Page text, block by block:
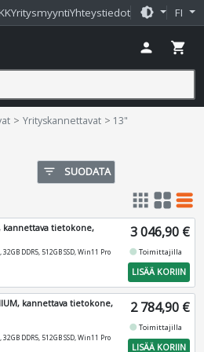
YritysmyyntiYhteystiedot brightness_medium FI
person shopping_cart
Yrityskannettavat 13"
filter_list SUODATA
apps grid_view table_rows
kannettava tietokone,
DDR5, 512GB SSD, Win11 Pro
3 046,90 €
fiber_manual_recordToimittajilla
LISÄÄ KORIIN
kannettava tietokone,
DDR5, 512GB SSD, Win11 Pro
2 784,90 €
fiber_manual_recordToimittajilla
LISÄÄ KORIIN